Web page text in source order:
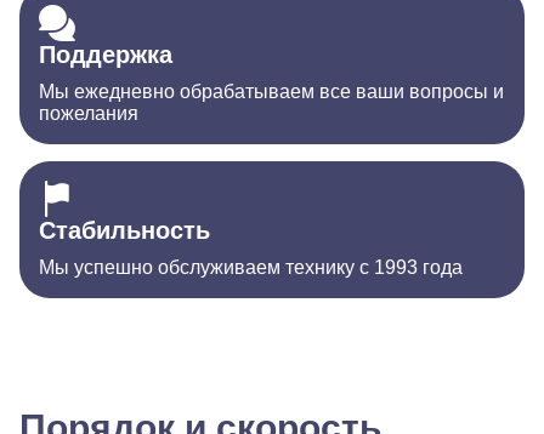
Поддержка
Мы ежедневно обрабатываем все ваши вопросы и
пожелания
Стабильность
Мы успешно обслуживаем технику с 1993 года